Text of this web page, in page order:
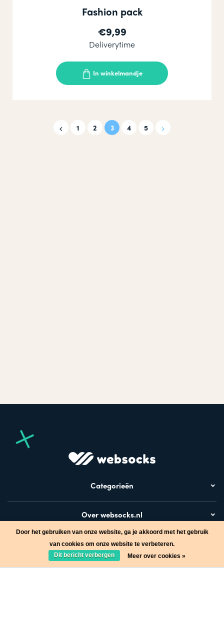
Fashion pack
€9,99
Deliverytime
In winkelmandje
1 2 3 4 5
Categorieën
Over websocks.nl
Bezoek ook
Door het gebruiken van onze website, ga je akkoord met het gebruik
van cookies om onze website te verbeteren.
Dit bericht verbergen
Meer over cookies »